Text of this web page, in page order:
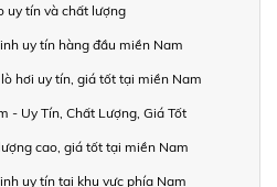
uy tín và chất lượng
uy tín hàng đầu miền Nam
hơi uy tín, giá tốt tại miền Nam
- Uy Tín, Chất Lượng, Giá Tốt
cao, giá tốt tại miền Nam
uy tín tại khu vực phía Nam